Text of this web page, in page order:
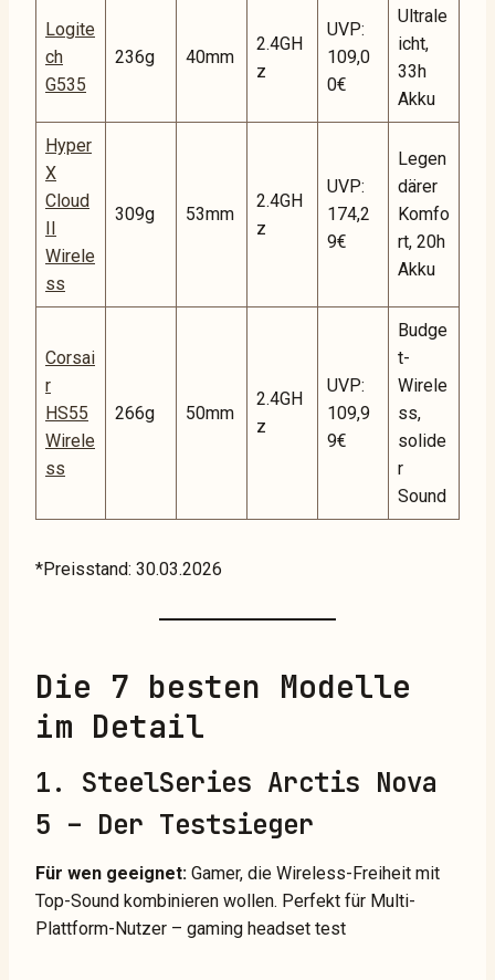
Logite
ch
G535
236g 40mm
2.4GH
z
UVP:
109,0
0€
Ultrale
icht,
33h
Akku
Hyper
X
Cloud
Wirele
ss
309g 53mm
2.4GH
z
UVP:
174,2
9€
Legen
därer
Komfo
rt, 20h
Akku
Corsai
r
HS55
Wirele
ss
266g 50mm
2.4GH
z
UVP:
109,9
9€
Budge
t-
Wirele
ss,
solide
r
Sound
*Preisstand: 30.03.2026
Die 7 besten Modelle
im Detail
1. SteelSeries Arctis Nova
5 – Der Testsieger
Für wen geeignet: Gamer, die Wireless-Freiheit mit
Top-Sound kombinieren wollen. Perfekt für Multi-
Plattform-Nutzer – gaming headset test